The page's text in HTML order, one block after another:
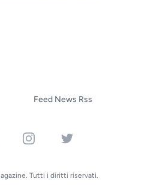
Feed News Rss
InstagramTwitter
Tutti i diritti riservati.